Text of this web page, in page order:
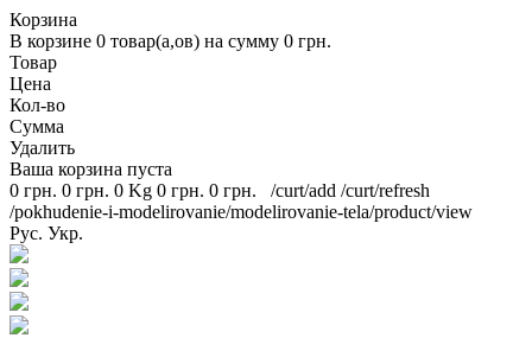
Корзина
В корзине 0 товар(а,ов) на сумму 0 грн.
Товар
Цена
Кол-во
Сумма
Удалить
Ваша корзина пуста
0 грн. 0 грн. 0 Kg 0 грн. 0 грн. /curt/add /curt/refresh
/pokhudenie-i-modelirovanie/modelirovanie-tela/product/view
Рус. Укр.